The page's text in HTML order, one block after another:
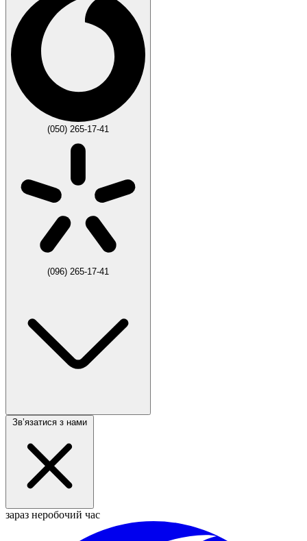
(050) 265-17-41
(096) 265-17-41
Звʼязатися з нами
зараз неробочий час